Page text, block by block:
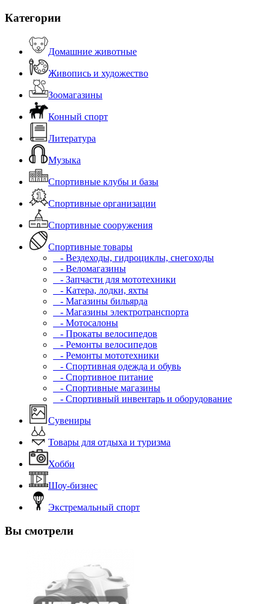
Категории
Домашние животные
Живопись и художество
Зоомагазины
Конный спорт
Литература
Музыка
Спортивные клубы и базы
Спортивные организации
Спортивные сооружения
Спортивные товары
- Вездеходы, гидроциклы, снегоходы
- Веломагазины
- Запчасти для мототехники
- Катера, лодки, яхты
- Магазины бильярда
- Магазины электротранспорта
- Мотосалоны
- Прокаты велосипедов
- Ремонты велосипедов
- Ремонты мототехники
- Спортивная одежда и обувь
- Спортивное питание
- Спортивные магазины
- Спортивный инвентарь и оборудование
Сувениры
Товары для отдыха и туризма
Хобби
Шоу-бизнес
Экстремальный спорт
Вы смотрели